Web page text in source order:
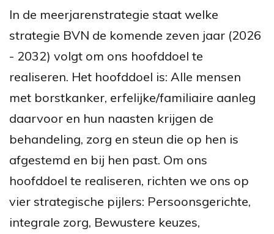
In de meerjarenstrategie staat welke
strategie BVN de komende zeven jaar (2026
- 2032) volgt om ons hoofddoel te
realiseren. Het hoofddoel is: Alle mensen
met borstkanker, erfelijke/familiaire aanleg
daarvoor en hun naasten krijgen de
behandeling, zorg en steun die op hen is
afgestemd en bij hen past. Om ons
hoofddoel te realiseren, richten we ons op
vier strategische pijlers: Persoonsgerichte,
integrale zorg, Bewustere keuzes,